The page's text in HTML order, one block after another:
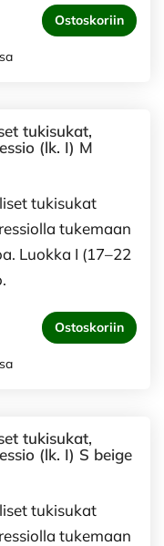
Ostoskoriin
tukisukat,
(lk. I) M
tukisukat
tukemaan
Luokka I (17–22
Ostoskoriin
tukisukat,
(lk. I) S beige
tukisukat
tukemaan